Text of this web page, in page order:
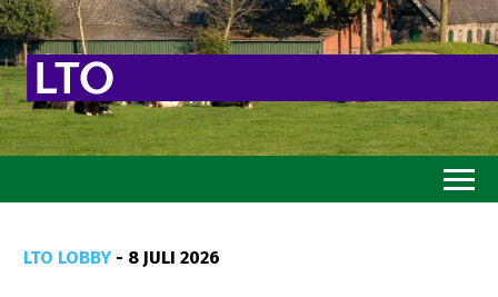
LTO LOBBY - 8 JULI 2026